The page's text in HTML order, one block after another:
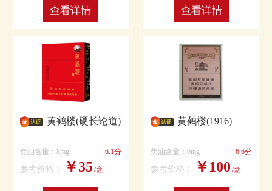
查看详情 查看详情
黄鹤楼(硬长论道)
焦油含量：8mg 6.1分
参考价格： ￥35 /盒
黄鹤楼(1916)
焦油含量：6mg 6.6分
参考价格： ￥100 /盒